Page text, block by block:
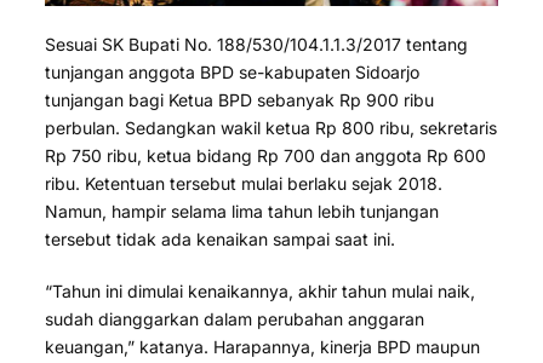
Sesuai SK Bupati No. 188/530/104.1.1.3/2017 tentang
tunjangan anggota BPD se-kabupaten Sidoarjo
tunjangan bagi Ketua BPD sebanyak Rp 900 ribu
perbulan. Sedangkan wakil ketua Rp 800 ribu, sekretaris
Rp 750 ribu, ketua bidang Rp 700 dan anggota Rp 600
ribu. Ketentuan tersebut mulai berlaku sejak 2018.
Namun, hampir selama lima tahun lebih tunjangan
tersebut tidak ada kenaikan sampai saat ini.
“Tahun ini dimulai kenaikannya, akhir tahun mulai naik,
sudah dianggarkan dalam perubahan anggaran
keuangan,” katanya. Harapannya, kinerja BPD maupun